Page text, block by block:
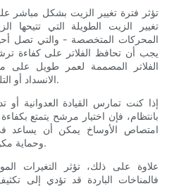
تؤثر فترة تغيير الزيت بشكل مباشر
تغيير الزيت الطويلة التي تتيحها
يجب أن تحافظ الفلاتر على كفاءة
الفلاتر المصممة لعمر طويل على
الانسداد أو التلف مع الاستخدام لفترات طويلة.
إذا كنت تمارس القيادة العدوانية
بانتظام، فإن اختيار مرشح يتمتع
امتصاص الأوساخ يمكن أن يساعد
وحماية مكونات المحرك بشكل أكثر فعالية.
علاوة على ذلك، تؤثر التغيرات
فالمناخات الباردة قد تؤدي إلى